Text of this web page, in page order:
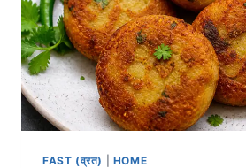
FAST (व्रत) HOME